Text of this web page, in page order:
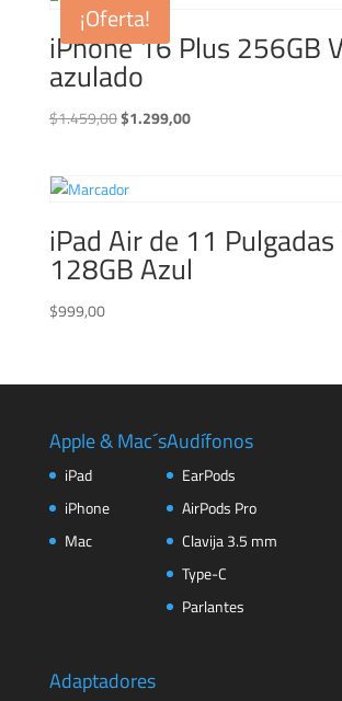
¡Oferta!
iPhone 16 Plus 256GB
azulado
$1.459,00El
era:
$1.299,00El
iPad Air de 11
128GB Azul
$999,00
Apple & Mac´s
iPad
iPhone
Mac
Audífonos
EarPods
AirPods Pro
Clavija 3.5 mm
Type-C
Parlantes
Adaptadores